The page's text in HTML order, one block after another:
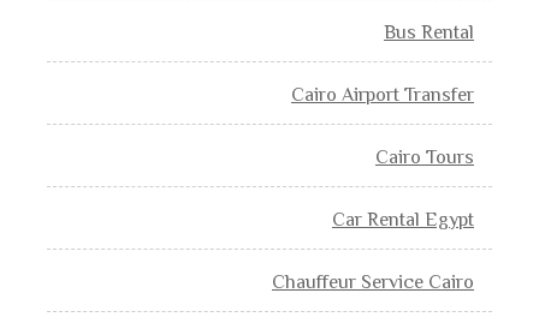
Bus Rental
Cairo Airport Transfer
Cairo Tours
Car Rental Egypt
Chauffeur Service Cairo